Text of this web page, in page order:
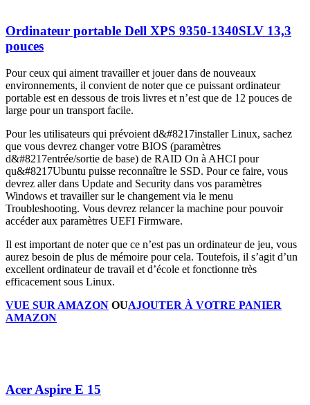
Ordinateur portable Dell XPS 9350-1340SLV 13,3
pouces
Pour ceux qui aiment travailler et jouer dans de nouveaux
environnements, il convient de noter que ce puissant ordinateur
portable est en dessous de trois livres et n’est que de 12 pouces de
large pour un transport facile.
Pour les utilisateurs qui prévoient d&#8217installer Linux, sachez
que vous devrez changer votre BIOS (paramètres
d&#8217entrée/sortie de base) de RAID On à AHCI pour
qu&#8217Ubuntu puisse reconnaître le SSD. Pour ce faire, vous
devrez aller dans Update and Security dans vos paramètres
Windows et travailler sur le changement via le menu
Troubleshooting. Vous devrez relancer la machine pour pouvoir
accéder aux paramètres UEFI Firmware.
Il est important de noter que ce n’est pas un ordinateur de jeu, vous
aurez besoin de plus de mémoire pour cela. Toutefois, il s’agit d’un
excellent ordinateur de travail et d’école et fonctionne très
efficacement sous Linux.
VUE SUR AMAZON OUAJOUTER À VOTRE PANIER
AMAZON
Acer Aspire E 15